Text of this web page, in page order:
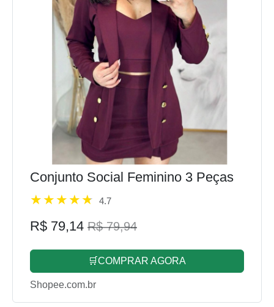
Conjunto Social Feminino 3 Peças
4.7
R$ 79,14 R$ 79,94
🛒COMPRAR AGORA
Shopee.com.br